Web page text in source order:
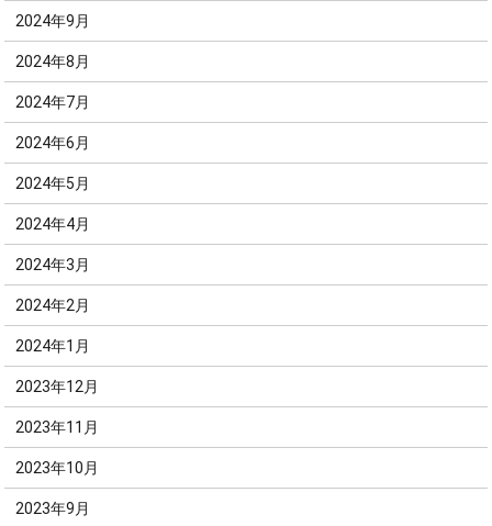
2024年9月
2024年8月
2024年7月
2024年6月
2024年5月
2024年4月
2024年3月
2024年2月
2024年1月
2023年12月
2023年11月
2023年10月
2023年9月